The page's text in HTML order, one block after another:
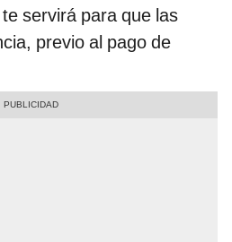
servirá para que las
previo al pago de